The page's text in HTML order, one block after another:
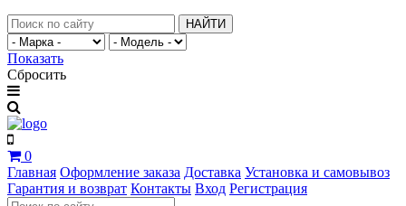
НАЙТИ
Показать
Сбросить
0
Главная Оформление заказа Доставка Установка и самовывоз
Гарантия и возврат Контакты Вход Регистрация